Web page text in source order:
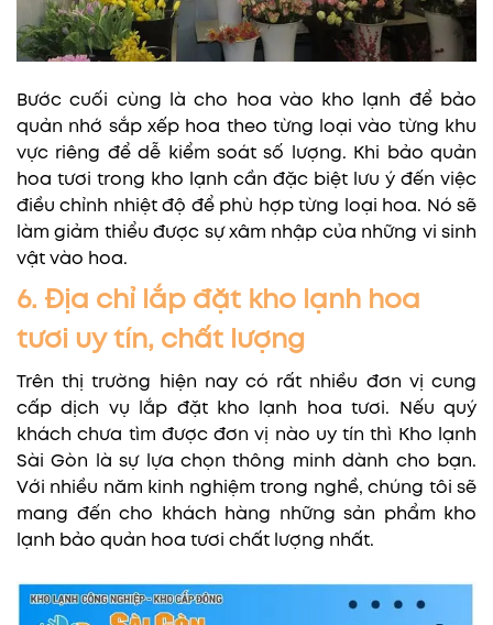
Bước cuối cùng là cho hoa vào kho lạnh để bảo
quản nhớ sắp xếp hoa theo từng loại vào từng khu
vực riêng để dễ kiểm soát số lượng. Khi bảo quản
hoa tươi trong kho lạnh cần đặc biệt lưu ý đến việc
điều chỉnh nhiệt độ để phù hợp từng loại hoa. Nó sẽ
làm giảm thiểu được sự xâm nhập của những vi sinh
vật vào hoa.
6. Địa chỉ lắp đặt kho lạnh hoa
tươi uy tín, chất lượng
Trên thị trường hiện nay có rất nhiều đơn vị cung
cấp dịch vụ lắp đặt kho lạnh hoa tươi. Nếu quý
khách chưa tìm được đơn vị nào uy tín thì Kho lạnh
Sài Gòn là sự lựa chọn thông minh dành cho bạn.
Với nhiều năm kinh nghiệm trong nghề, chúng tôi sẽ
mang đến cho khách hàng những sản phẩm kho
lạnh bảo quản hoa tươi chất lượng nhất.